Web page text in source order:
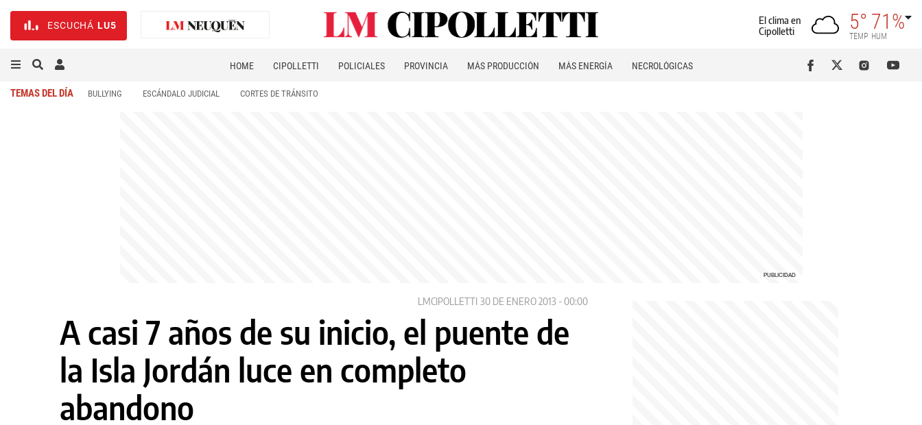
ESCUCHÁ LU5
El clima en
Cipolletti
5°
TEMP
71%
HUM
HOME CIPOLLETTI POLICIALES PROVINCIA MÁS PRODUCCIÓN MÁS ENERGÍA NECROLÓGICAS
TEMAS DEL DÍA BULLYING ESCÁNDALO JUDICIAL CORTES DE TRÁNSITO
LMCIPOLLETTI 30 DE ENERO 2013 - 00:00
A casi 7 años de su inicio, el puente de
la Isla Jordán luce en completo
abandono